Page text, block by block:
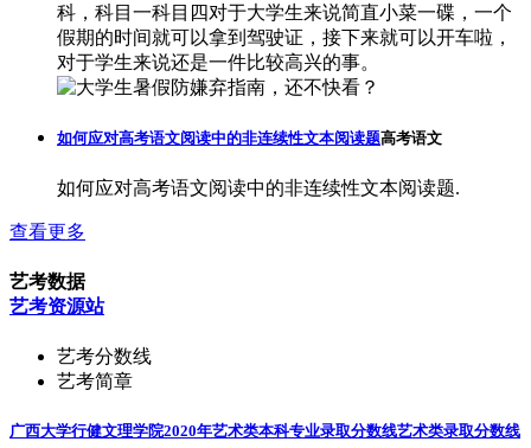
科，科目一科目四对于大学生来说简直小菜一碟，一个
假期的时间就可以拿到驾驶证，接下来就可以开车啦，
对于学生来说还是一件比较高兴的事。
如何应对高考语文阅读中的非连续性文本阅读题高考语文
如何应对高考语文阅读中的非连续性文本阅读题.
查看更多
艺考数据
艺考资源站
艺考分数线
艺考简章
广西大学行健文理学院2020年艺术类本科专业录取分数线艺术类录取分数线